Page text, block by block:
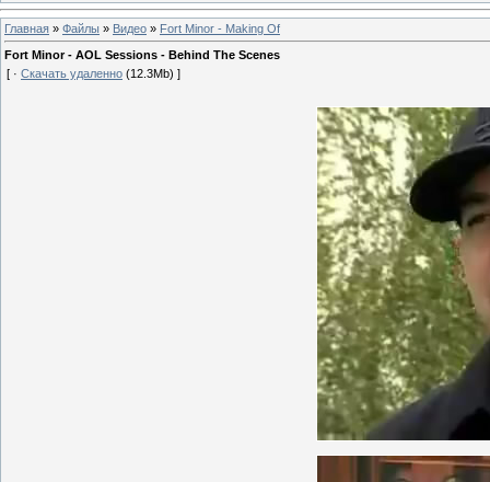
Главная » Файлы » Видео » Fort Minor - Making Of
Fort Minor - AOL Sessions - Behind The Scenes
[ · Скачать удаленно (12.3Mb) ]